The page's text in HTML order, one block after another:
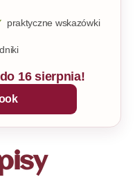
praktyczne wskazówki
16 sierpnia!